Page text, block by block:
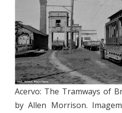
Acervo: The Tramways of
by Allen Morrison.